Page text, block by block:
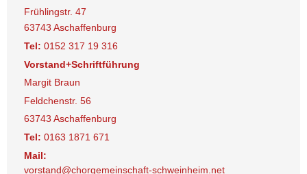
Frühlingstr. 47
63743 Aschaffenburg
Tel: 0152 317 19 316
Vorstand+Schriftführung
Margit Braun
Feldchenstr. 56
63743 Aschaffenburg
Tel: 0163 1871 671
Mail:
vorstand@chorgemeinschaft-schweinheim.net